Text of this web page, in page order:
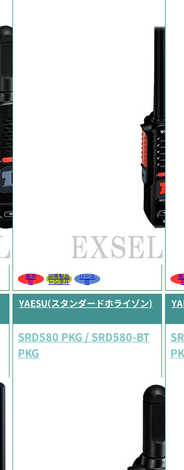
販売
可
同等製品
レンタル
リース
可
YAESU(スタンダードホライゾン)
SRD580 PKG / SRD580-BT
PKG